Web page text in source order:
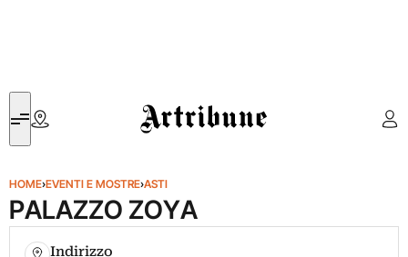
Artribune
HOME›EVENTI E MOSTRE›ASTI
PALAZZO ZOYA
Indirizzo